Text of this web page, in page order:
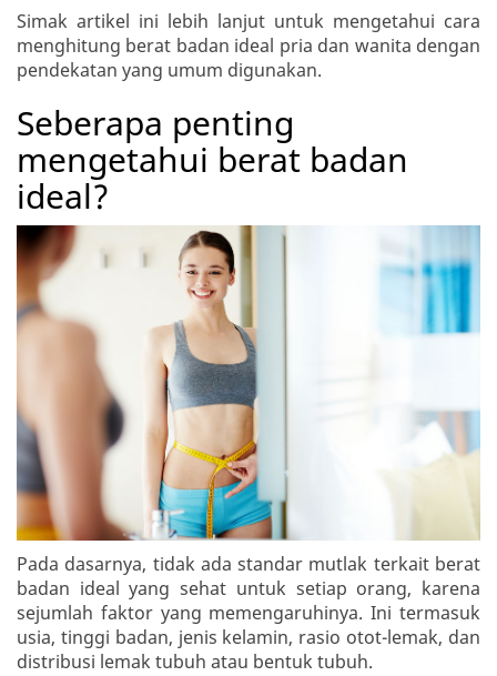
Simak artikel ini lebih lanjut untuk mengetahui cara
menghitung berat badan ideal pria dan wanita dengan
pendekatan yang umum digunakan.
Seberapa penting
mengetahui berat badan
ideal?
Pada dasarnya, tidak ada standar mutlak terkait berat
badan ideal yang sehat untuk setiap orang, karena
sejumlah faktor yang memengaruhinya. Ini termasuk
usia, tinggi badan, jenis kelamin, rasio otot-lemak, dan
distribusi lemak tubuh atau bentuk tubuh.